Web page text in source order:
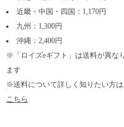
近畿・中国・四国：1,170円
九州：1,300円
沖縄：2,400円
※「ロイズeギフト」は送料が異なり
ます
※送料について詳しく知りたい方は
こちら